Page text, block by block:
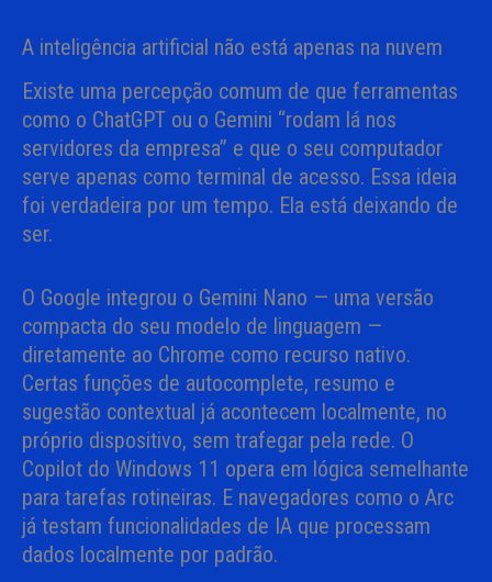
A inteligência artificial não está apenas na nuvem
Existe uma percepção comum de que ferramentas
como o ChatGPT ou o Gemini “rodam lá nos
servidores da empresa” e que o seu computador
serve apenas como terminal de acesso. Essa ideia
foi verdadeira por um tempo. Ela está deixando de
ser.
O Google integrou o Gemini Nano — uma versão
compacta do seu modelo de linguagem —
diretamente ao Chrome como recurso nativo.
Certas funções de autocomplete, resumo e
sugestão contextual já acontecem localmente, no
próprio dispositivo, sem trafegar pela rede. O
Copilot do Windows 11 opera em lógica semelhante
para tarefas rotineiras. E navegadores como o Arc
já testam funcionalidades de IA que processam
dados localmente por padrão.